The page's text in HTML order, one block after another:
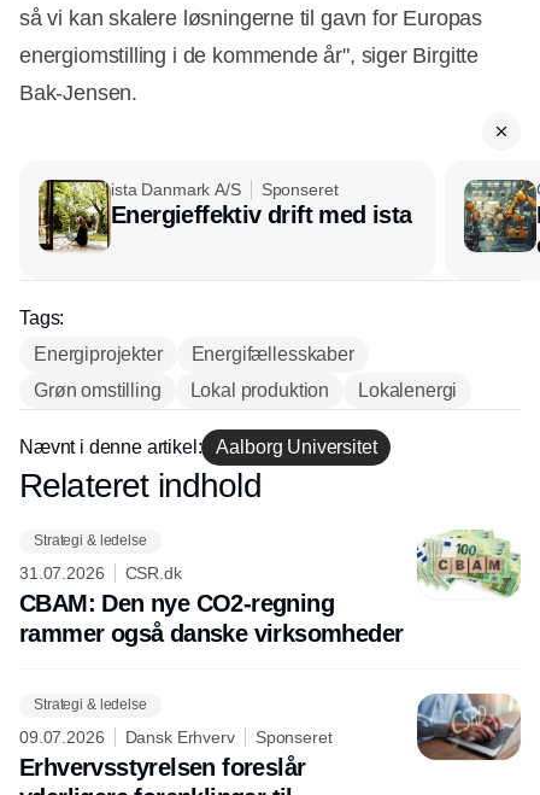
så vi kan skalere løsningerne til gavn for Europas
energiomstilling i de kommende år", siger Birgitte
Bak-Jensen.
ista Danmark A/S Sponseret
Energieffektiv drift med ista
Tags:
Energiprojekter
Energifællesskaber
Grøn omstilling
Lokal produktion Lokalenergi
Nævnt i denne artikel: Aalborg Universitet
Annonce
Relateret indhold
Strategi & ledelse
31.07.2026 CSR.dk
CBAM: Den nye CO2-regning
rammer også danske virksomheder
Strategi & ledelse
09.07.2026 Dansk Erhverv Sponseret
Erhvervsstyrelsen foreslår